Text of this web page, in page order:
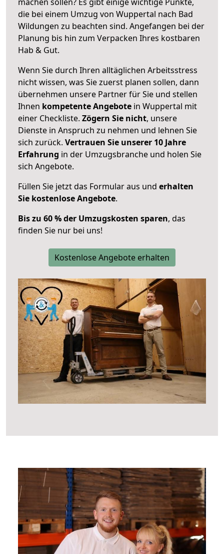
die bei einem Umzug von Wuppertal nach Bad
Wildungen zu beachten sind. Angefangen bei der
Planung bis hin zum Verpacken Ihres kostbaren
Hab & Gut.
Wenn Sie durch Ihren alltäglichen Arbeitsstress
nicht wissen, was Sie zuerst planen sollen, dann
übernehmen unsere Partner für Sie und stellen
Ihnen kompetente Angebote in Wuppertal mit
einer Checkliste. Zögern Sie nicht, unsere
Dienste in Anspruch zu nehmen und lehnen Sie
sich zurück. Vertrauen Sie unserer 10 Jahre
Erfahrung in der Umzugsbranche und holen Sie
sich Angebote.
Füllen Sie jetzt das Formular aus und erhalten
Sie kostenlose Angebote.
Bis zu 60 % der Umzugskosten sparen, das
finden Sie nur bei uns!
Kostenlose Angebote erhalten